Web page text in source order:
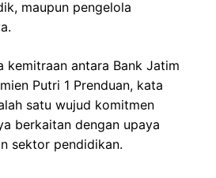
maupun pengelola
kemitraan antara Bank Jatim
Putri 1 Prenduan, kata
satu wujud komitmen
berkaitan dengan upaya
sektor pendidikan.